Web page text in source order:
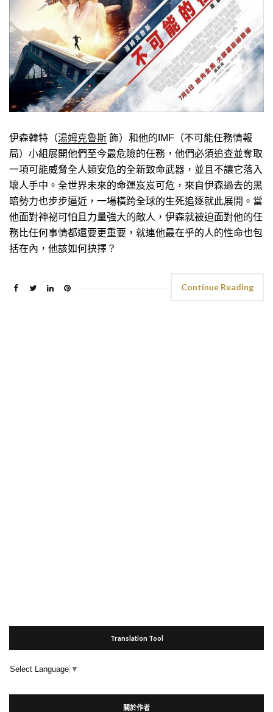
伊森韓特（湯姆克魯斯 飾）和他的IMF（不可能任務情報
局）小組展開他們至今最危險的任務，他們必須追查並奪取
一項可能威脅全人類安危的全新致命武器，並且不讓它落入
壞人手中。全世界未來的命運岌岌可危，來自伊森過去的黑
暗勢力也步步逼近，一場橫跨全球的生死追逐就此展開。當
他面對神祕可怕且力量強大的敵人，伊森就被迫面對他的任
務比任何事情都還要更重要，就連他最在乎的人的性命也包
括在內，他該如何抉擇？
Continue Reading
Translation Tool
Select Language ▼
關於作者